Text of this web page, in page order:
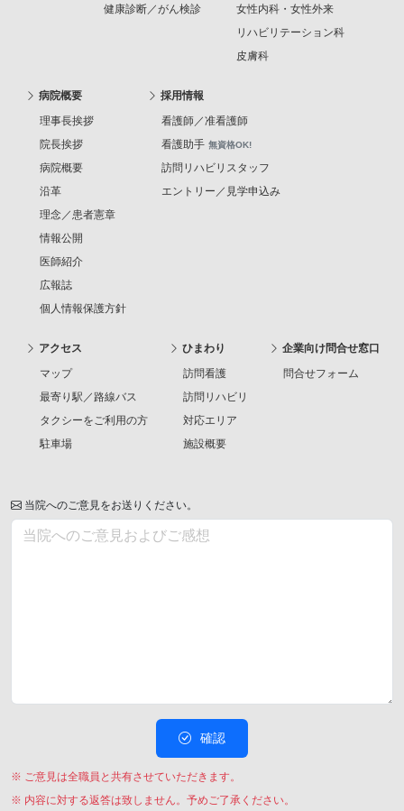
健康診断／がん検診
女性内科・女性外来
リハビリテーション科
皮膚科
病院概要
理事長挨拶
院長挨拶
病院概要
沿革
理念／患者憲章
情報公開
医師紹介
広報誌
個人情報保護方針
採用情報
看護師／准看護師
看護助手 無資格OK!
訪問リハビリスタッフ
エントリー／見学申込み
アクセス
マップ
最寄り駅／路線バス
タクシーをご利用の方
駐車場
ひまわり
訪問看護
訪問リハビリ
対応エリア
施設概要
企業向け問合せ窓口
問合せフォーム
当院へのご意見をお送りください。
確認
※ ご意見は全職員と共有させていただきます。
※ 内容に対する返答は致しません。予めご了承ください。